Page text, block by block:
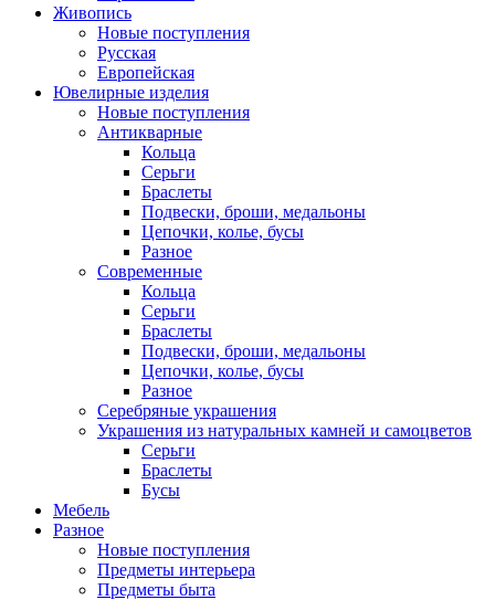
Живопись
Новые поступления
Русская
Европейская
Ювелирные изделия
Новые поступления
Антикварные
Кольца
Серьги
Браслеты
Подвески, броши, медальоны
Цепочки, колье, бусы
Разное
Современные
Кольца
Серьги
Браслеты
Подвески, броши, медальоны
Цепочки, колье, бусы
Разное
Серебряные украшения
Украшения из натуральных камней и самоцветов
Серьги
Браслеты
Бусы
Мебель
Разное
Новые поступления
Предметы интерьера
Предметы быта